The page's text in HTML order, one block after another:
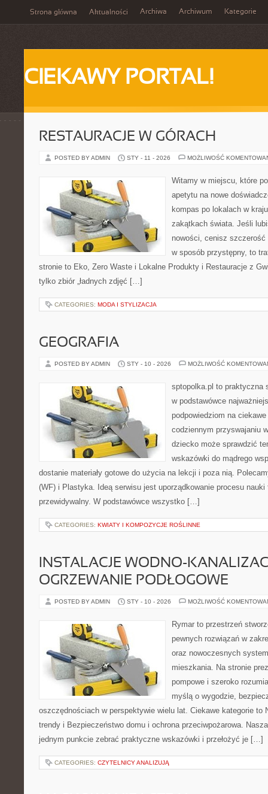
Strona główna Aktualności Archiwa Archiwum Kategorie
CIEKAWY PORTAL!
RESTAURACJE W GÓRACH
POSTED BY ADMIN STY - 11 - 2026 MOŻLIWOŚĆ
Witamy w miejscu, które
apetytu na nowe
kompas po lokalach w
zakątkach świata. Jeśli
nowości, cenisz
w sposób przystępny, to
stronie to Eko, Zero Waste i Lokalne Produkty i Restauracje z
tylko zbiór „ładnych zdjęć […]
CATEGORIES: MODA I STYLIZACJA
GEOGRAFIA
POSTED BY ADMIN STY - 10 - 2026 MOŻLIWOŚĆ
sptopolka.pl to praktyczna
w podstawówce
podpowiedziom na
codziennym przyswajaniu
dziecko może sprawdzić
wskazówki do mądrego
dostanie materiały gotowe do użycia na lekcji i poza nią.
(WF) i Plastyka. Ideą serwisu jest uporządkowanie procesu nauki
przewidywalny. W podstawówce wszystko […]
CATEGORIES: KWIATY I KOMPOZYCJE ROŚLINNE
INSTALACJE WODNO-
OGRZEWANIE PODŁOGOWE
POSTED BY ADMIN STY - 10 - 2026 MOŻLIWOŚĆ
Rymar to przestrzeń
pewnych rozwiązań w
oraz nowoczesnych
mieszkania. Na stronie
pompowe i szeroko
myślą o wygodzie,
oszczędnościach w perspektywie wielu lat. Ciekawe kategorie to
trendy i Bezpieczeństwo domu i ochrona przeciwpożarowa.
jednym punkcie zebrać praktyczne wskazówki i przełożyć je […]
CATEGORIES: CZYTELNICY ANALIZUJĄ